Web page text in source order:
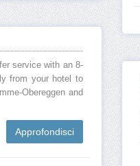
service with an 8-
from your hotel to
Obereggen and
Approfondisci